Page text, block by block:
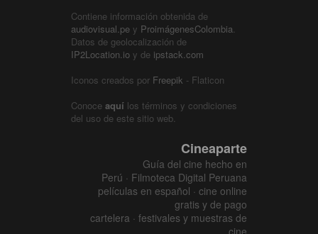
Contiene información obtenida de
audiovisual.pe y ProimágenesColombia.
Datos de geolocalización de
IP2Location.io y de ipstack.com
Iconos creados por Freepik - Flaticon
Conoce aquí los términos y condiciones
del uso de este sitio web.
Cineaparte
Guía del cine hecho en
Perú · Filmoteca Digital Peruana
películas en español · cine online
gratis y de pago
cartelera · festivales y muestras de